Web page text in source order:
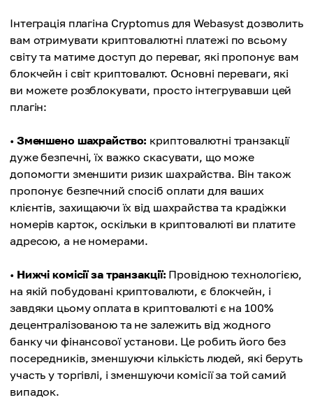
Інтеграція плагіна Cryptomus для Webasyst дозволить
вам отримувати криптовалютні платежі по всьому
світу та матиме доступ до переваг, які пропонує вам
блокчейн і світ криптовалют. Основні переваги, які
ви можете розблокувати, просто інтегрувавши цей
плагін:
• Зменшено шахрайство: криптовалютні транзакції
дуже безпечні, їх важко скасувати, що може
допомогти зменшити ризик шахрайства. Він також
пропонує безпечний спосіб оплати для ваших
клієнтів, захищаючи їх від шахрайства та крадіжки
номерів карток, оскільки в криптовалюті ви платите
адресою, а не номерами.
• Нижчі комісії за транзакції: Провідною технологією,
на якій побудовані криптовалюти, є блокчейн, і
завдяки цьому оплата в криптовалюті є на 100%
децентралізованою та не залежить від жодного
банку чи фінансової установи. Це робить його без
посередників, зменшуючи кількість людей, які беруть
участь у торгівлі, і зменшуючи комісії за той самий
випадок.